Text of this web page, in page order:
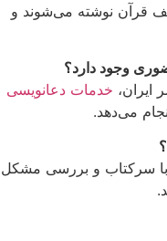
قرآن نوشته می‌شوند و
وجود دارد؟
ایران، خدمات دعانویسی
می‌دهد.
با سرکتاب و بررسی مشکل